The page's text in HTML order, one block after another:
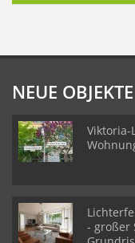
NEUE OBJEKTE
Viktoria-
- großer